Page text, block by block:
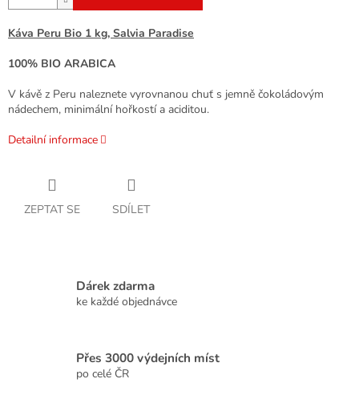
Káva Peru Bio 1 kg, Salvia Paradise
100% BIO ARABICA
V kávě z Peru naleznete vyrovnanou chuť s jemně čokoládovým
nádechem, minimální hořkostí a aciditou.
Detailní informace
ZEPTAT SE SDÍLET
Dárek zdarma
ke každé objednávce
Přes 3000 výdejních míst
po celé ČR